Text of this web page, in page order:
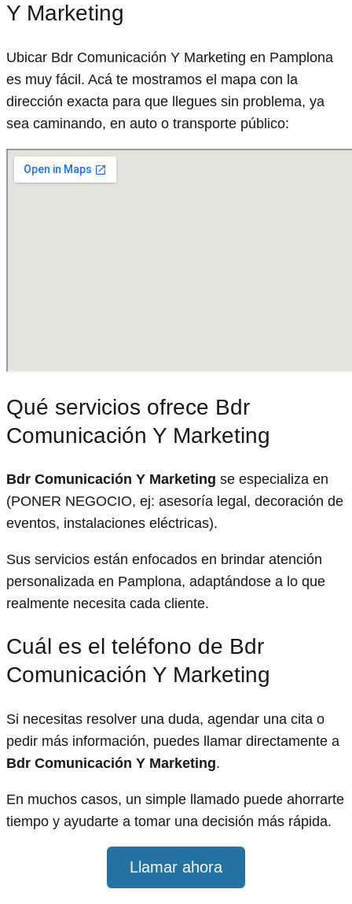
Y Marketing
Ubicar Bdr Comunicación Y Marketing en Pamplona
es muy fácil. Acá te mostramos el mapa con la
dirección exacta para que llegues sin problema, ya
sea caminando, en auto o transporte público:
Qué servicios ofrece Bdr
Comunicación Y Marketing
Bdr Comunicación Y Marketing se especializa en
(PONER NEGOCIO, ej: asesoría legal, decoración de
eventos, instalaciones eléctricas).
Sus servicios están enfocados en brindar atención
personalizada en Pamplona, adaptándose a lo que
realmente necesita cada cliente.
Cuál es el teléfono de Bdr
Comunicación Y Marketing
Si necesitas resolver una duda, agendar una cita o
pedir más información, puedes llamar directamente a
Bdr Comunicación Y Marketing.
En muchos casos, un simple llamado puede ahorrarte
tiempo y ayudarte a tomar una decisión más rápida.
Llamar ahora